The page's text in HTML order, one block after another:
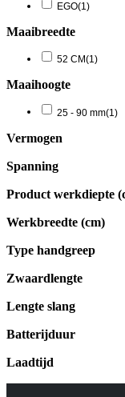
EGO(1)
Maaibreedte
52 CM(1)
Maaihoogte
25 - 90 mm(1)
Vermogen
Spanning
Product werkdiepte
Werkbreedte (cm)
Type handgreep
Zwaardlengte
Lengte slang
Batterijduur
Laadtijd